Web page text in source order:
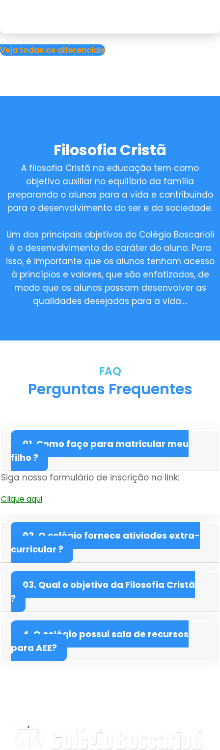
Veja todas os diferenciais
Filosofia Cristã
A filosofia Cristã na educação tem como
objetivo auxiliar no equilíbrio da família
preparando o alunos para a vida e contribuindo
para o desenvolvimento do ser e da sociedade.
Um dos principais objetivos do Colégio Boscarioli
é o desenvolvimento do caráter do aluno. Para
isso, é importante que os alunos tenham acesso
à princípios e valores, que são enfatizados, de
modo que os alunos possam desenvolver as
qualidades desejadas para a vida....
FAQ
Perguntas Frequentes
01. Como faço para matricular meu
filho ?
Siga nosso formulário de inscrição no link:
Clique aqui
02. O colégio fornece ativiades extra-
curricular ?
03. Qual o objetivo da Filosofia Cristã
?
4. O colégio possui sala de recursos
para AEE?